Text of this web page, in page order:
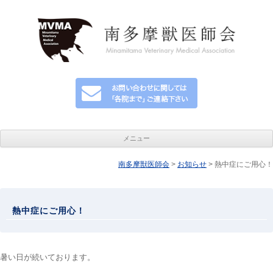
メニュー
コンテンツへ移動
南多摩獣医師会 > お知らせ > 熱中症にご用心！
熱中症にご用心！
暑い日が続いております。